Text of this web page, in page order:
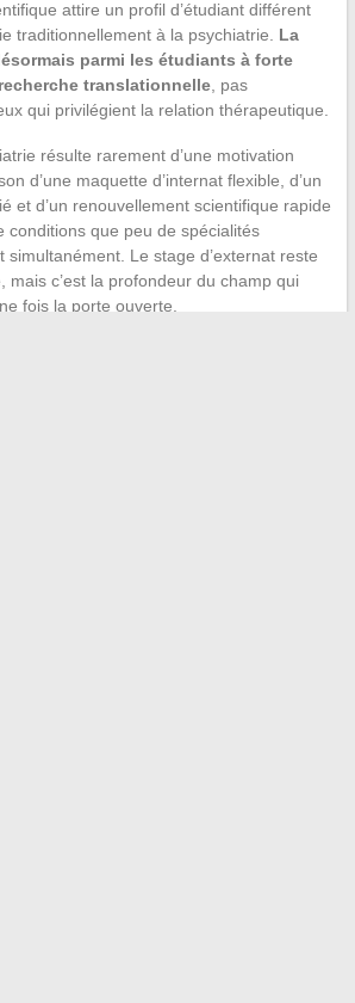
attire un profil d’étudiant différent
traditionnellement à la psychiatrie. La
parmi les étudiants à forte
translationnelle, pas
qui privilégient la relation thérapeutique.
résulte rarement d’une motivation
d’une maquette d’internat flexible, d’un
et d’un renouvellement scientifique rapide
conditions que peu de spécialités
simultanément. Le stage d’externat reste
mais c’est la profondeur du champ qui
fois la porte ouverte.